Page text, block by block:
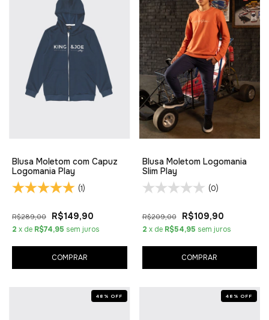
Blusa Moletom com Capuz
Logomania Play
(1)
R$289,00 R$149,90
2 x de R$74,95 sem juros
COMPRAR
Blusa Moletom Logomania
Slim Play
(0)
R$209,00 R$109,90
2 x de R$54,95 sem juros
COMPRAR
48 % OFF 48 % OFF